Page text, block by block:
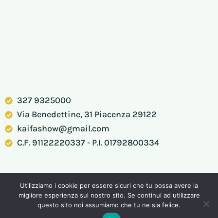
327 9325000​
Via Benedettine, 31 Piacenza 29122​
kaifashow@gmail.com ​
C.F. 91122220337 ​- P.I. 01792800334 ​
Utilizziamo i cookie per essere sicuri che tu possa avere la
migliore esperienza sul nostro sito. Se continui ad utilizzare
questo sito noi assumiamo che tu ne sia felice.